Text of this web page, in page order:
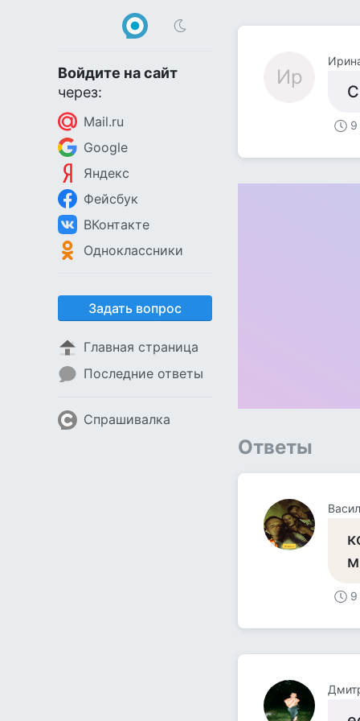
Войдите на сайт
через:
Mail.ru
Google
Яндекс
Фейсбук
ВКонтакте
Одноклассники
Задать вопрос
Главная страница
Последние ответы
Спрашивалка
Ир
9
Ответы
9